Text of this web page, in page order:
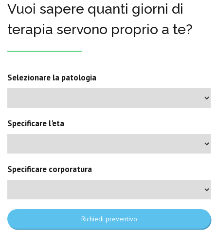
Vuoi sapere quanti giorni di
terapia servono proprio a te?
Selezionare la patologia
Specificare l'eta
Specificare corporatura
Richiedi preventivo